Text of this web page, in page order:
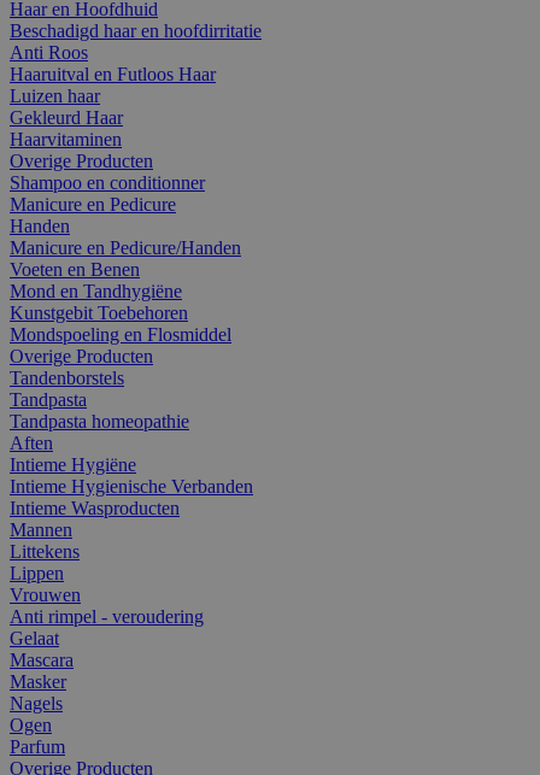
Haar en Hoofdhuid
Beschadigd haar en hoofdirritatie
Anti Roos
Haaruitval en Futloos Haar
Luizen haar
Gekleurd Haar
Haarvitaminen
Overige Producten
Shampoo en conditionner
Manicure en Pedicure
Handen
Manicure en Pedicure/Handen
Voeten en Benen
Mond en Tandhygiëne
Kunstgebit Toebehoren
Mondspoeling en Flosmiddel
Overige Producten
Tandenborstels
Tandpasta
Tandpasta homeopathie
Aften
Intieme Hygiëne
Intieme Hygienische Verbanden
Intieme Wasproducten
Mannen
Littekens
Lippen
Vrouwen
Anti rimpel - veroudering
Gelaat
Mascara
Masker
Nagels
Ogen
Parfum
Overige Producten